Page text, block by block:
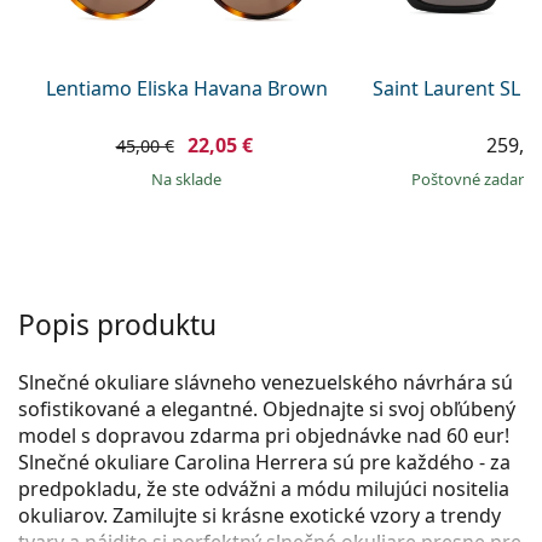
Persol
Lentiamo Eliska Havana Brown
45,00 € 22,05 €
na sklade
Saint Laurent SL
Poštovné
Popis produktu
Slnečné okuliare slávneho venezuelského návrhára sú
sofistikované a elegantné. Objednajte si svoj obľúbený
model s dopravou zdarma pri objednávke nad 60 eur!
Slnečné okuliare Carolina Herrera sú pre každého - za
predpokladu, že ste odvážni a módu milujúci nositelia
okuliarov. Zamilujte si krásne exotické vzory a trendy